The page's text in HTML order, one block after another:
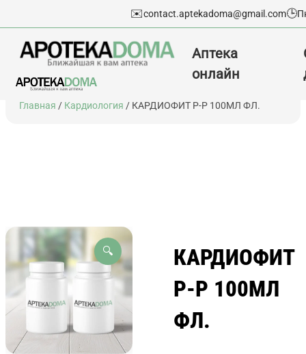
Перейти
✉️contact.aptekadoma@gmail.com🕒
Аптека
онлайн
Главная / Кардиология / КАРДИОФИТ Р-Р 100МЛ ФЛ.
🔍
КАРДИОФИТ
Р-Р 100МЛ
ФЛ.